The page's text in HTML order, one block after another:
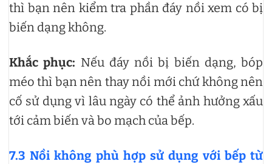
thì bạn nên kiểm tra phần đáy nồi xem có bị
biến dạng không.
Khắc phục: Nếu đáy nồi bị biến dạng, bóp
méo thì bạn nên thay nồi mới chứ không nên
cố sử dụng vì lâu ngày có thể ảnh hưởng xấu
tới cảm biến và bo mạch của bếp.
7.3 Nồi không phù hợp sử dụng với bếp từ